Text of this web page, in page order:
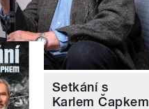
Setkání s
Karlem Čapkem